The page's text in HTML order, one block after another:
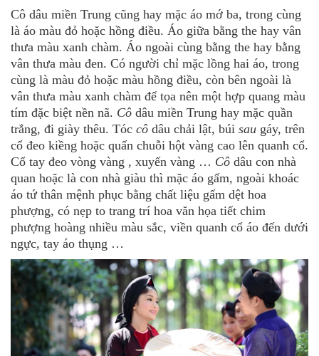
Cô dâu miền Trung cũng hay mặc áo mớ ba, trong cùng
là áo màu đỏ hoặc hồng điều. Áo giữa bằng the hay vân
thưa màu xanh chàm. Áo ngoài cùng bằng the hay bằng
vân thưa màu đen. Có người chỉ mặc lồng hai áo, trong
cùng là màu đỏ hoặc màu hồng điều, còn bên ngoài là
vân thưa màu xanh chàm để tọa nên một hợp quang màu
tím đặc biệt nền nã. Cô dâu miền Trung hay mặc quần
trắng, đi giày thêu. Tóc cô dâu chải lật, búi sau gáy, trên
cổ đeo kiềng hoặc quấn chuỗi hột vàng cao lên quanh cổ.
Cổ tay đeo vòng vàng , xuyến vàng … Cô dâu con nhà
quan hoặc là con nhà giàu thì mặc áo gấm, ngoài khoác
áo tứ thân mệnh phục bằng chất liệu gấm dệt hoa
phượng, có nẹp to trang trí hoa văn họa tiết chim
phượng hoàng nhiều màu sắc, viền quanh cổ áo đến dưới
ngực, tay áo thụng …